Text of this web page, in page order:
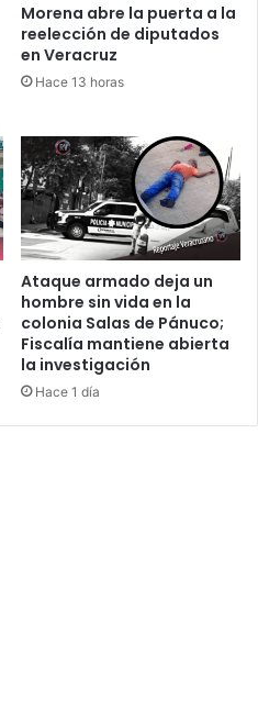
Morena abre la puerta a la
reelección de diputados
en Veracruz
Hace 13 horas
Ataque armado deja un
hombre sin vida en la
colonia Salas de Pánuco;
Fiscalía mantiene abierta
la investigación
Hace 1 día